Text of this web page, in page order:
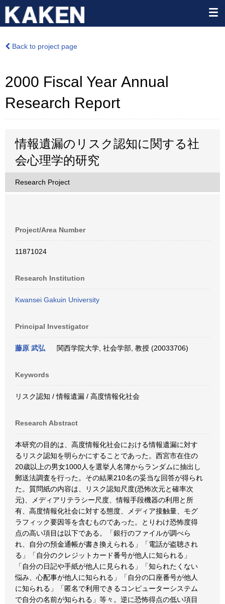
Back to project page
2000 Fiscal Year Annual
Research Report
情報遺漏のリスク認知に関する社
会心理学的研究
Research Project
Project/Area Number
11871024
Research Institution
Kwansei Gakuin University
Principal Investigator
藤原 武弘 関西学院大学, 社会学部, 教授 (20033706)
Keywords
リスク認知 / 情報遺漏 / 高度情報化社会
Research Abstract
本研究の目的は、高度情報化社会における情報遺漏に対す
るリスク認知を明らかにすることであった。西宮市在住の
20歳以上の男女1000人を選挙人名簿からランダムに抽出し
郵送法調査を行った。その結果210名の妥当な回答が得られ
た。質問紙の内容は、リスク認知尺度(恐怖次元と確率次
元)、メディアリテラシー尺度、情報手段機器の利用と所
有、高度情報化社会に対する態度、メディア接触量、モグ
ラフィック要因等を含むものであった。とりわけ恐怖度得
点の高い項目は以下である。「銀行のファイルが調べら
れ、自分の預金通帳が書き換えられる」「電話が盗聴され
る」「自分のクレジットカード番号が他人に知られる」
「自分の日記や手紙が他人に見られる」「知られたくない
悩み、心配事が他人に知られる」「自分の口座番号が他人
に知られる」「匿名で利用できるコンピューターシステム
で自分の名前が知られる」等々。逆に恐怖得点の低い項目